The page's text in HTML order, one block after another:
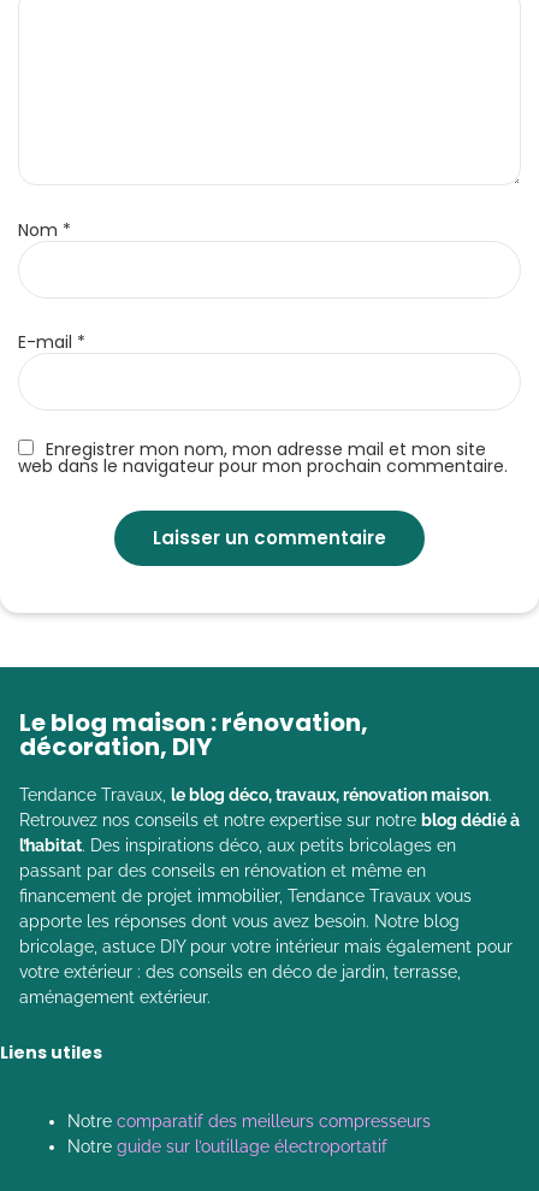
Enregistrer mon nom, mon adresse mail et mon site
web dans le navigateur pour mon prochain commentaire.
Nom *
E-mail *
Le blog maison : rénovation,
décoration, DIY
Tendance Travaux, le blog déco, travaux, rénovation maison.
Retrouvez nos conseils et notre expertise sur notre blog dédié à
l’habitat. Des inspirations déco, aux petits bricolages en
passant par des conseils en rénovation et même en
financement de projet immobilier, Tendance Travaux vous
apporte les réponses dont vous avez besoin. Notre blog
bricolage, astuce DIY pour votre intérieur mais également pour
votre extérieur : des conseils en déco de jardin, terrasse,
aménagement extérieur.
Liens utiles
Notre comparatif des meilleurs compresseurs
Notre guide sur l’outillage électroportatif